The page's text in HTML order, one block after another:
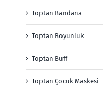
Toptan Bandana
Toptan Boyunluk
Toptan Buff
Toptan Çocuk Maskesi